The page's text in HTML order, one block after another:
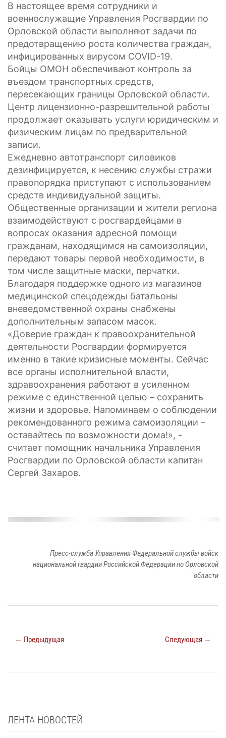
В настоящее время сотрудники и
военнослужащие Управления Росгвардии по
Орловской области выполняют задачи по
предотвращению роста количества граждан,
инфицированных вирусом COVID-19.
Бойцы ОМОН обеспечивают контроль за
въездом транспортных средств,
пересекающих границы Орловской области.
Центр лицензионно-разрешительной работы
продолжает оказывать услуги юридическим и
физическим лицам по предварительной
записи.
Ежедневно автотранспорт силовиков
дезинфицируется, к несению службы стражи
правопорядка приступают с использованием
средств индивидуальной защиты.
Общественные организации и жители региона
взаимодействуют с росгвардейцами в
вопросах оказания адресной помощи
гражданам, находящимся на самоизоляции,
передают товары первой необходимости, в
том числе защитные маски, перчатки.
Благодаря поддержке одного из магазинов
медицинской спецодежды батальоны
вневедомственной охраны снабжены
дополнительным запасом масок.
«Доверие граждан к правоохранительной
деятельности Росгвардии формируется
именно в такие кризисные моменты. Сейчас
все органы исполнительной власти,
здравоохранения работают в усиленном
режиме с единственной целью – сохранить
жизни и здоровье. Напоминаем о соблюдении
рекомендованного режима самоизоляции –
оставайтесь по возможности дома!», -
считает помощник начальника Управления
Росгвардии по Орловской области капитан
Сергей Захаров.
Пресс-служба Управления Федеральной службы войск
национальной гвардии Российской Федерации по Орловской
области
← Предыдущая Следующая →
ЛЕНТА НОВОСТЕЙ